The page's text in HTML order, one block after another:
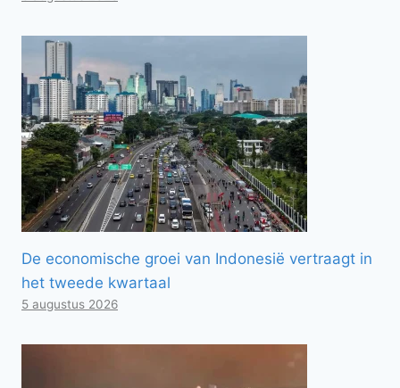
De economische groei van Indonesië vertraagt ​​in
het tweede kwartaal
5 augustus 2026